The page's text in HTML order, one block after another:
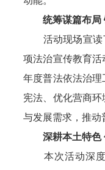
统筹谋篇布局
活动现场宣读
项法治宣传教育
年度普法依法治理
宪法、优化营商
与发展需求，推动
深耕本土特色
本次活动深度